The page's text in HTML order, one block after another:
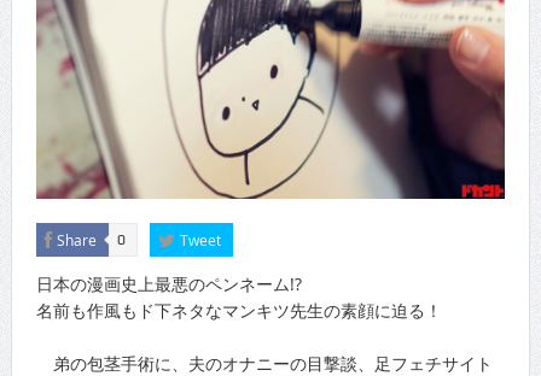
Share 0 Tweet
日本の漫画史上最悪のペンネーム!?
名前も作風もド下ネタなマンキツ先生の素顔に迫る！
弟の包茎手術に、夫のオナニーの目撃談、足フェチサイト